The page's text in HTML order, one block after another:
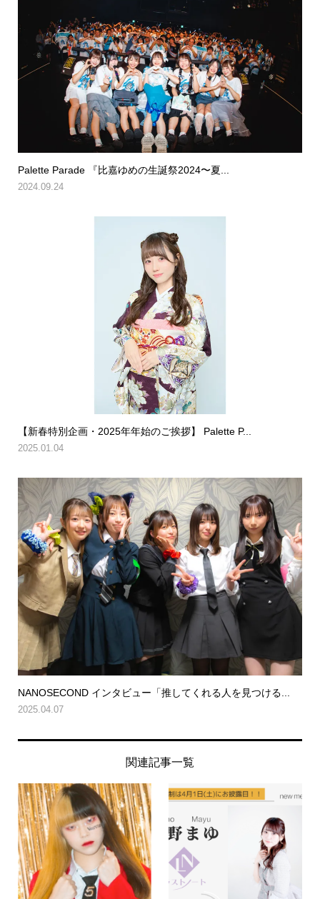
Palette Parade 『比嘉ゆめの生誕祭2024〜夏...
2024.09.24
【新春特別企画・2025年年始のご挨拶】 Palette P...
2025.01.04
NANOSECOND インタビュー「推してくれる人を見つける...
2025.04.07
関連記事一覧